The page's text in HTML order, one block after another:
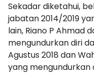
Sekadar diketahui,
jabatan 2014/2019
lain, Riano P Ahmad
mengundurkan diri
Agustus 2018 dan
yang mengundurkan